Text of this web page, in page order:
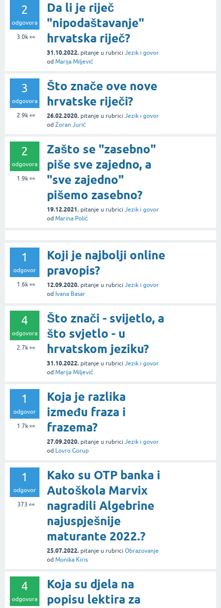
2
odgovora
3.0k👀
Da li je riječ
"nipodaštavanje"
hrvatska riječ?
31.10.2022. pitanje u rubrici Jezik i govor
od Marija Miljević
3
odgovora
2.9k👀
Što znače ove nove
hrvatske riječi?
26.02.2020. pitanje u rubrici Jezik i govor
od Zoran Jurić
2
odgovora
1.9k👀
Zašto se "zasebno"
piše sve zajedno, a
"sve zajedno"
pišemo zasebno?
19.12.2021. pitanje u rubrici Jezik i govor
od Marina Polić
1
odgovor
1.6k👀
Koji je najbolji online
pravopis?
12.09.2020. pitanje u rubrici Jezik i govor
od Ivana Basar
4
odgovora
2.7k👀
Što znači - svijetlo, a
što svjetlo - u
hrvatskom jeziku?
31.10.2022. pitanje u rubrici Jezik i govor
od Marija Miljević
1
odgovor
1.7k👀
Koja je razlika
između fraza i
frazema?
27.09.2020. pitanje u rubrici Jezik i govor
od Lovro Gorup
1
odgovor
373 👀
Kako su OTP banka i
Autoškola Marvix
nagradili Algebrine
najuspješnije
maturante 2022.?
25.07.2022. pitanje u rubrici Obrazovanje
od Monika Kiris
4
odgovora
Koja su djela na
popisu lektira za